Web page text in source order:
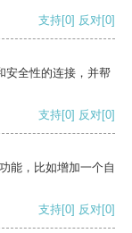
支持[0] 反对[0]
安全性的连接，并帮
支持[0] 反对[0]
能，比如增加一个自
支持[0] 反对[0]